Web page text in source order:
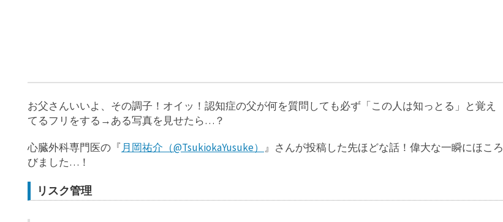
お父さんいいよ、その調子！オイッ！認知症の父が何を質問しても必ず「この人は知っとる」と覚え
てるフリをする→ある写真を見せたら…？
心臓外科専門医の『 月岡祐介（@TsukiokaYusuke） 』さんが投稿した先ほどな話！偉大な一瞬にほころ
びました…！
リスク管理